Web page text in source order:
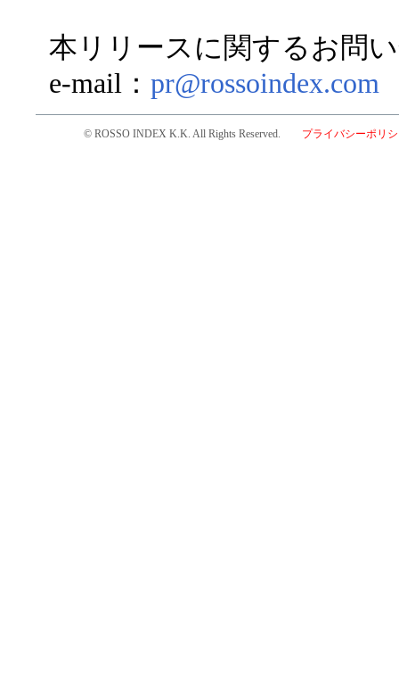
本リリースに関するお問
e-mail： pr@rossoindex.com